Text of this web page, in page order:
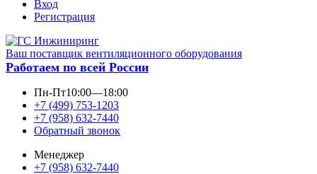
Вход
Регистрация
Ваш поставщик вентиляционного оборудования
Работаем по всей России
Пн-Пт10:00—18:00
+7 (499) 753-1203
+7 (958) 632-7440
Обратный звонок
Менеджер
+7 (958) 632-7440